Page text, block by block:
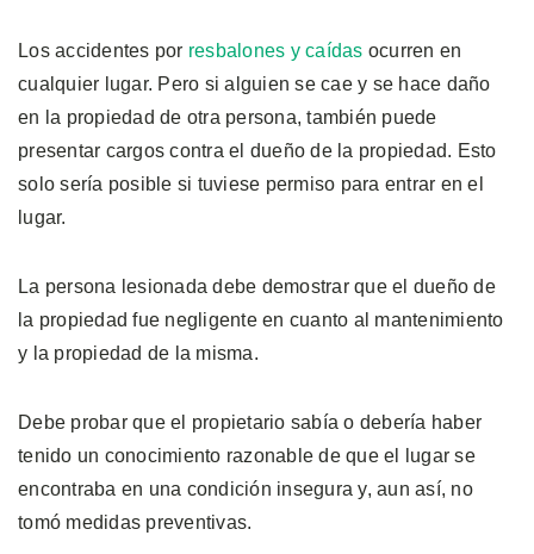
Los accidentes por resbalones y caídas ocurren en
cualquier lugar. Pero si alguien se cae y se hace daño
en la propiedad de otra persona, también puede
presentar cargos contra el dueño de la propiedad. Esto
solo sería posible si tuviese permiso para entrar en el
lugar.
La persona lesionada debe demostrar que el dueño de
la propiedad fue negligente en cuanto al mantenimiento
y la propiedad de la misma.
Debe probar que el propietario sabía o debería haber
tenido un conocimiento razonable de que el lugar se
encontraba en una condición insegura y, aun así, no
tomó medidas preventivas.